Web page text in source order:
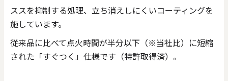
ススを抑制する処理、立ち消えしにくいコーティングを
施しています。
従来品に比べて点火時間が半分以下（※当社比）に短縮
された「すぐつく」仕様です（特許取得済）。